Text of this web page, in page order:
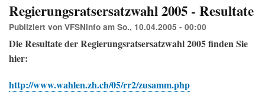
Regierungsratsersatzwahl 2005 - Resultate
Publiziert von VFSNinfo am So., 10.04.2005 - 00:00
Die Resultate der Regierungsratsersatzwahl 2005 finden Sie
hier:
http://www.wahlen.zh.ch/05/rr2/zusamm.php